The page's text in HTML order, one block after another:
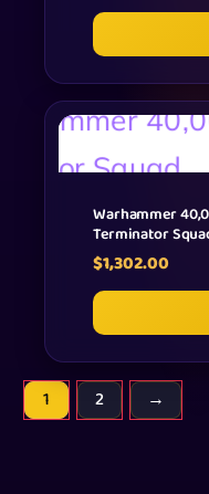
Warhammer
Terminator
$1,302.00
1 2 →